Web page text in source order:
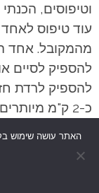
וטיפוסים,
עוד טיפוס
מהמקובל. אחד
להספיק לרדת
כ-2 ק"מ
העניינים,
הראשונה
הקבוצה
מהדרך ולא
האתר עושה שימוש